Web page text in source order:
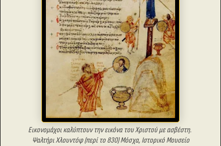
Εικονομάχοι καλύπτουν την εικόνα του Χριστού με ασβέστη.
Ψαλτήρι Χλουντόφ (περί το 830) Μόσχα, Ιστορικό Μουσείο